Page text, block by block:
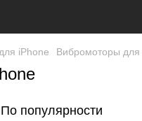
iPhone Вибромоторы для
По популярности